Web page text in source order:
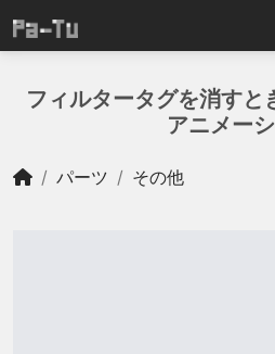
フィルタータグを消すと
アニメー
パーツ その他